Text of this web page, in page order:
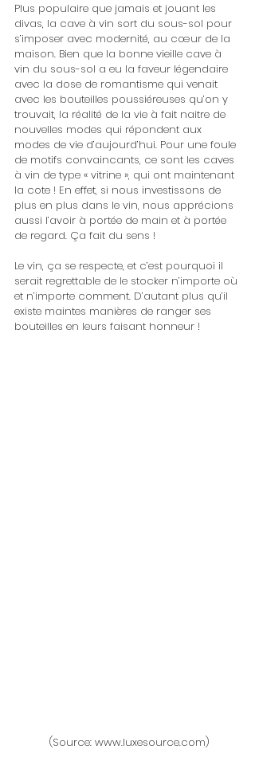
Plus populaire que jamais et jouant les
divas, la cave à vin sort du sous-sol pour
s’imposer avec modernité, au cœur de la
maison. Bien que la bonne vieille cave à
vin du sous-sol a eu la faveur légendaire
avec la dose de romantisme qui venait
avec les bouteilles poussiéreuses qu’on y
trouvait, la réalité de la vie à fait naitre de
nouvelles modes qui répondent aux
modes de vie d’aujourd’hui. Pour une foule
de motifs convaincants, ce sont les caves
à vin de type « vitrine », qui ont maintenant
la cote ! En effet, si nous investissons de
plus en plus dans le vin, nous apprécions
aussi l’avoir à portée de main et à portée
de regard. Ça fait du sens !
Le vin, ça se respecte, et c’est pourquoi il
serait regrettable de le stocker n’importe où
et n’importe comment. D’autant plus qu’il
existe maintes manières de ranger ses
bouteilles en leurs faisant honneur !
(Source: www.luxesource.com)